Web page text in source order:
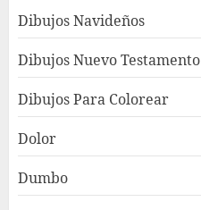
Dibujos Navideños
Dibujos Nuevo Testamento
Dibujos Para Colorear
Dolor
Dumbo